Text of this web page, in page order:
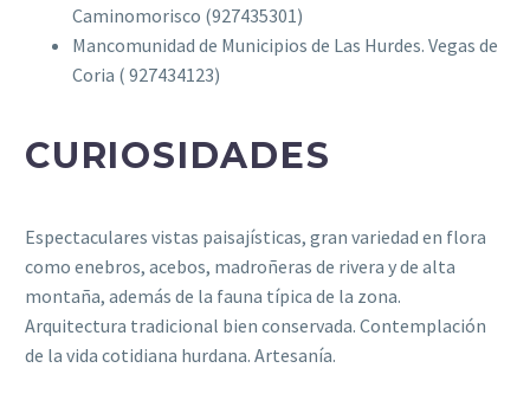
Caminomorisco (927435301)
Mancomunidad de Municipios de Las Hurdes. Vegas de
Coria ( 927434123)
CURIOSIDADES
Espectaculares vistas paisajísticas, gran variedad en flora
como enebros, acebos, madroñeras de rivera y de alta
montaña, además de la fauna típica de la zona.
Arquitectura tradicional bien conservada. Contemplación
de la vida cotidiana hurdana. Artesanía.